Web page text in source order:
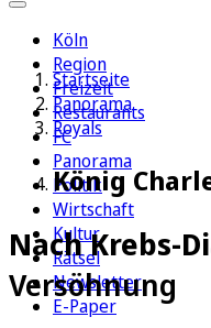
Köln
Region
Freizeit
Restaurants
FC
Panorama
Politik
Wirtschaft
Kultur
Rätsel
Newsletter
E-Paper
Startseite
Panorama
Royals
König
Nach Krebs-
Versöhnung